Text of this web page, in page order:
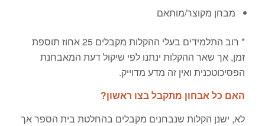
מבחן מקוצר/מותאם
* רוב התלמידים בעלי ההקלות מקבלים 25 אחוז תוספת
זמן, אך שאר ההקלות ינתנו לפי שיקול דעת המאבחנת
הפסיכוטכנית ואין זה מדע מדוייק.
האם כל אבחון מתקבל בצו ראשון?
לא, ישנן הקלות שנבחנים מקבלים בהחלטת בית הספר אך